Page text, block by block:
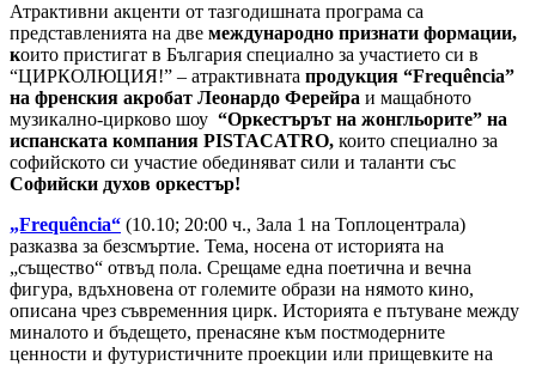
Атрактивни акценти от тазгодишната програма са
представленията на две международно признати формации,
които пристигат в България специално за участието си в
“ЦИРКОЛЮЦИЯ!” – атрактивната продукция “Frequência”
на френския акробат Леонардо Ферейра и мащабното
музикално-цирково шоу “Оркестърът на жонгльорите” на
испанската компания PISTACATRO, които специално за
софийското си участие обединяват сили и таланти със
Софийски духов оркестър!
„Frequência“ (10.10; 20:00 ч., Зала 1 на Топлоцентрала)
разказва за безсмъртие. Тема, носена от историята на
„същество“ отвъд пола. Срещаме една поетична и вечна
фигура, вдъхновена от големите образи на нямото кино,
описана чрез съвременния цирк. Историята е пътуване между
миналото и бъдещето, пренасяне към постмодерните
ценности и футуристичните проекции или прищевките на